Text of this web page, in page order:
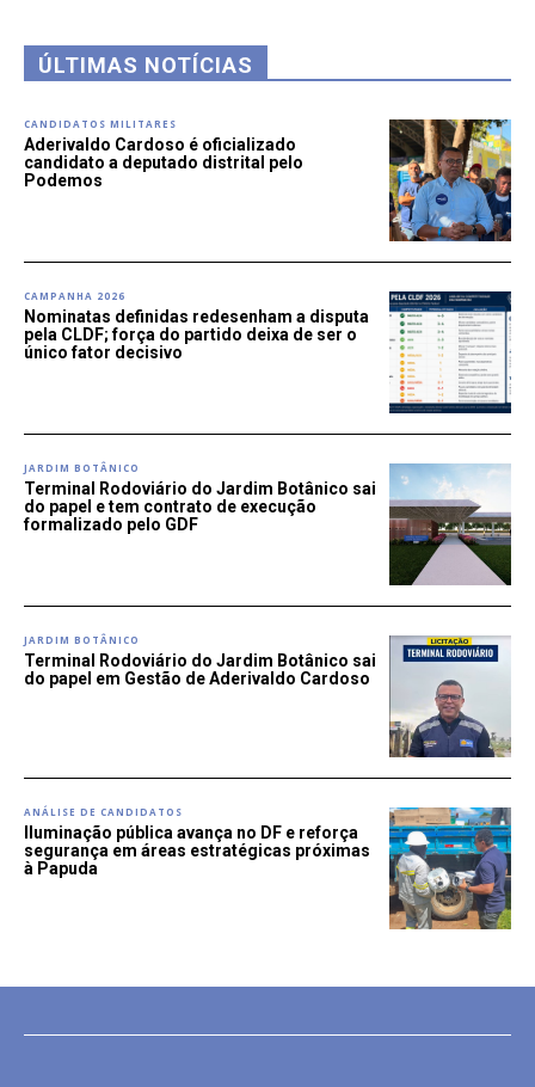
ÚLTIMAS NOTÍCIAS
CANDIDATOS MILITARES
Aderivaldo Cardoso é oficializado
candidato a deputado distrital pelo
Podemos
CAMPANHA 2026
Nominatas definidas redesenham a disputa
pela CLDF; força do partido deixa de ser o
único fator decisivo
JARDIM BOTÂNICO
Terminal Rodoviário do Jardim Botânico sai
do papel e tem contrato de execução
formalizado pelo GDF
JARDIM BOTÂNICO
Terminal Rodoviário do Jardim Botânico sai
do papel em Gestão de Aderivaldo Cardoso
ANÁLISE DE CANDIDATOS
Iluminação pública avança no DF e reforça
segurança em áreas estratégicas próximas
à Papuda